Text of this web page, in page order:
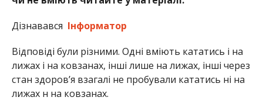
Дізнавався Інформатор
Відповіді були різними. Одні вміють кататись і на
лижах і на ковзанах, інші лише на лижах, інші через
стан здоров’я взагалі не пробували кататись ні на
лижах н на ковзанах.